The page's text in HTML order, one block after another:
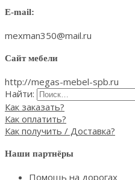
E-mail:
mexman350@mail.ru
Сайт мебели
http://megas-mebel-spb.ru
Найти:
Как заказать?
Как оплатить?
Как получить / Доставка?
Наши партнёры
Помощь на дорогах